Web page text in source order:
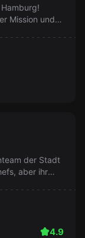
Mission und
der Stadt
aber ihr
Abenteuer für
4.9